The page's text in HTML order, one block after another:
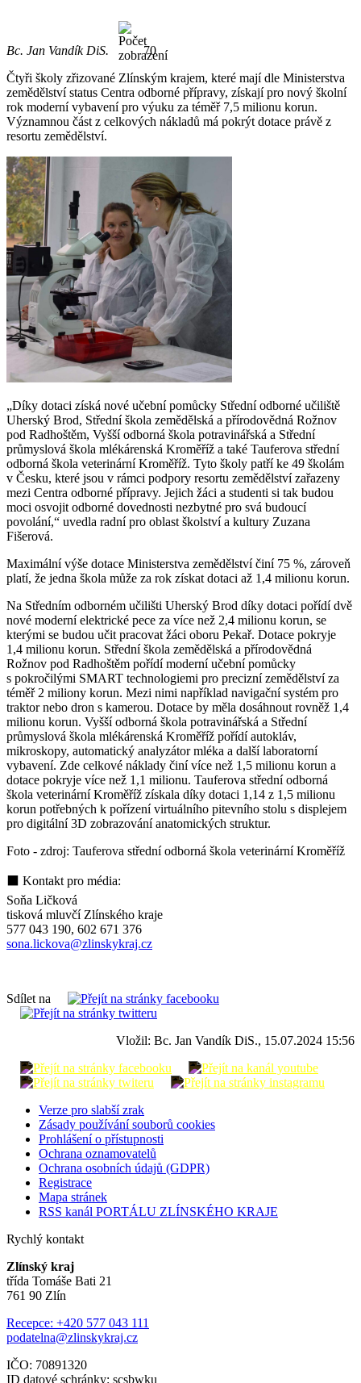
Bc. Jan Vandík DiS.
70
Čtyři školy zřizované Zlínským krajem, které mají dle Ministerstva
zemědělství status Centra odborné přípravy, získají pro nový školní
rok moderní vybavení pro výuku za téměř 7,5 milionu korun.
Významnou část z celkových nákladů má pokrýt dotace právě z
resortu zemědělství.
„Díky dotaci získá nové učební pomůcky Střední odborné učiliště
Uherský Brod, Střední škola zemědělská a přírodovědná Rožnov
pod Radhoštěm, Vyšší odborná škola potravinářská a Střední
průmyslová škola mlékárenská Kroměříž a také Tauferova střední
odborná škola veterinární Kroměříž. Tyto školy patří ke 49 školám
v Česku, které jsou v rámci podpory resortu zemědělství zařazeny
mezi Centra odborné přípravy. Jejich žáci a studenti si tak budou
moci osvojit odborné dovednosti nezbytné pro svá budoucí
povolání,“ uvedla radní pro oblast školství a kultury Zuzana
Fišerová.
Maximální výše dotace Ministerstva zemědělství činí 75 %, zároveň
platí, že jedna škola může za rok získat dotaci až 1,4 milionu korun.
Na Středním odborném učilišti Uherský Brod díky dotaci pořídí dvě
nové moderní elektrické pece za více než 2,4 milionu korun, se
kterými se budou učit pracovat žáci oboru Pekař. Dotace pokryje
1,4 milionu korun. Střední škola zemědělská a přírodovědná
Rožnov pod Radhoštěm pořídí moderní učební pomůcky
s pokročilými SMART technologiemi pro precizní zemědělství za
téměř 2 miliony korun. Mezi nimi například navigační systém pro
traktor nebo dron s kamerou. Dotace by měla dosáhnout rovněž 1,4
milionu korun. Vyšší odborná škola potravinářská a Střední
průmyslová škola mlékárenská Kroměříž pořídí autokláv,
mikroskopy, automatický analyzátor mléka a další laboratorní
vybavení. Zde celkové náklady činí více než 1,5 milionu korun a
dotace pokryje více než 1,1 milionu. Tauferova střední odborná
škola veterinární Kroměříž získala díky dotaci 1,14 z 1,5 milionu
korun potřebných k pořízení virtuálního pitevního stolu s displejem
pro digitální 3D zobrazování anatomických struktur.
Foto - zdroj: Tauferova střední odborná škola veterinární Kroměříž
⬛ Kontakt pro média:
Soňa Ličková
tisková mluvčí Zlínského kraje
577 043 190, 602 671 376
sona.lickova@zlinskykraj.cz
Sdílet na
Vložil: Bc. Jan Vandík DiS., 15.07.2024 15:56
Verze pro slabší zrak
Zásady používání souborů cookies
Prohlášení o přístupnosti
Ochrana oznamovatelů
Ochrana osobních údajů (GDPR)
Registrace
Mapa stránek
RSS kanál PORTÁLU ZLÍNSKÉHO KRAJE
Rychlý kontakt
Zlínský kraj
třída Tomáše Bati 21
761 90 Zlín
Recepce: +420 577 043 111
podatelna@zlinskykraj.cz
IČO: 70891320
ID datové schránky: scsbwku